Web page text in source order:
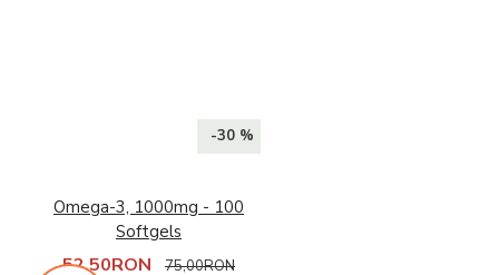
-30 %
Omega-3, 1000mg - 100
Softgels
52,50RON 75,00RON